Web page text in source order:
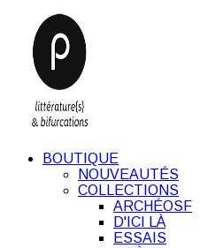
BOUTIQUE
NOUVEAUTÉS
COLLECTIONS
ARCHÉOSF
D'ICI LÀ
ESSAIS